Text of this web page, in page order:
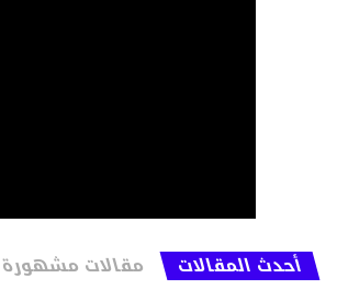
أحدث المقالات مقالات مشهورة